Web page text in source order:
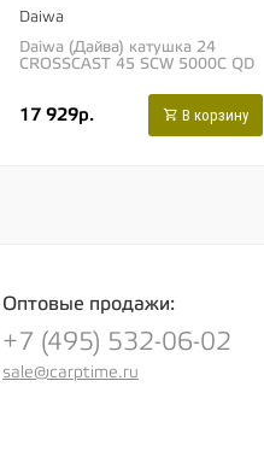
Daiwa
Daiwa (Дайва) катушка 24
CROSSCAST 45 SCW 5000C QD
увеличенной шпулей «биг-пит» от
компании...
17 929р. В корзину
Оптовые продажи:
+7 (495) 532-06-02
sale@carptime.ru